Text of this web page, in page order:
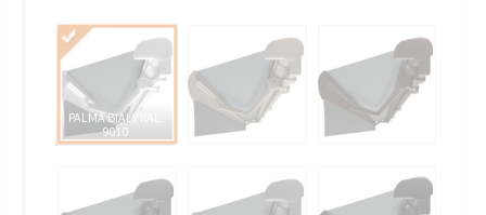
PALMA BIAŁY RAL
9010